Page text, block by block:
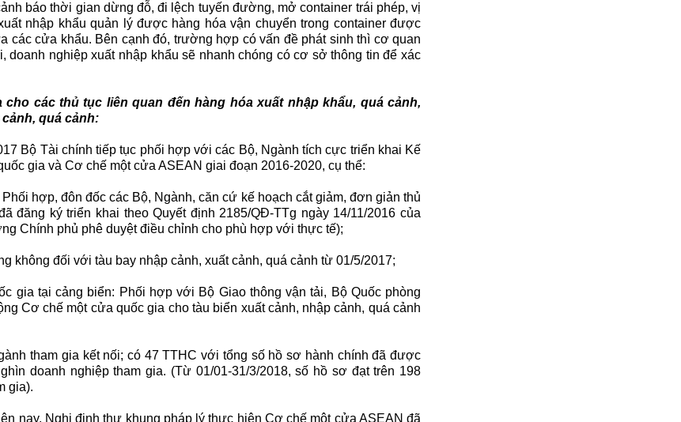
báo thời gian dừng đỗ, đi lệch tuyến đường, mở container trái phép, vị
nhập khẩu quản lý được hàng hóa vận chuyển trong container được
các cửa khẩu. Bên cạnh đó, trường hợp có vấn đề phát sinh thì cơ quan
doanh nghiệp xuất nhập khẩu sẽ nhanh chóng có cơ sở thông tin để xác
các thủ tục liên quan đến hàng hóa xuất nhập khẩu, quá cảnh,
quá cảnh:
Bộ Tài chính tiếp tục phối hợp với các Bộ, Ngành tích cực triển khai Kế
gia và Cơ chế một cửa ASEAN giai đoạn 2016-2020, cụ thể:
hợp, đôn đốc các Bộ, Ngành, căn cứ kế hoạch cắt giảm, đơn giản thủ
đăng ký triển khai theo Quyết định 2185/QĐ-TTg ngày 14/11/2016 của
Chính phủ phê duyệt điều chỉnh cho phù hợp với thực tế);
không đối với tàu bay nhập cảnh, xuất cảnh, quá cảnh từ 01/5/2017;
gia tại cảng biển: Phối hợp với Bộ Giao thông vận tải, Bộ Quốc phòng
Cơ chế một cửa quốc gia cho tàu biển xuất cảnh, nhập cảnh, quá cảnh
tham gia kết nối; có 47 TTHC với tổng số hồ sơ hành chính đã được
doanh nghiệp tham gia. (Từ 01/01-31/3/2018, số hồ sơ đạt trên 198
gia).
nay, Nghị định thư khung pháp lý thực hiện Cơ chế một cửa ASEAN đã